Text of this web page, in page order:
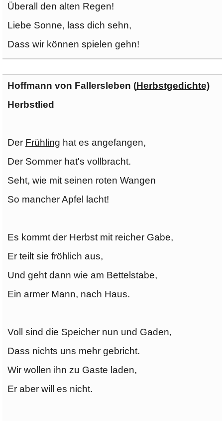
Überall den alten Regen!
Liebe Sonne, lass dich sehn,
Dass wir können spielen gehn!
Hoffmann von Fallersleben (Herbstgedichte)
Herbstlied
Der Frühling hat es angefangen,
Der Sommer hat's vollbracht.
Seht, wie mit seinen roten Wangen
So mancher Apfel lacht!
Es kommt der Herbst mit reicher Gabe,
Er teilt sie fröhlich aus,
Und geht dann wie am Bettelstabe,
Ein armer Mann, nach Haus.
Voll sind die Speicher nun und Gaden,
Dass nichts uns mehr gebricht.
Wir wollen ihn zu Gaste laden,
Er aber will es nicht.